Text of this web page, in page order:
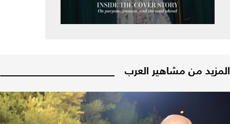
المزيد من مشاهير العرب